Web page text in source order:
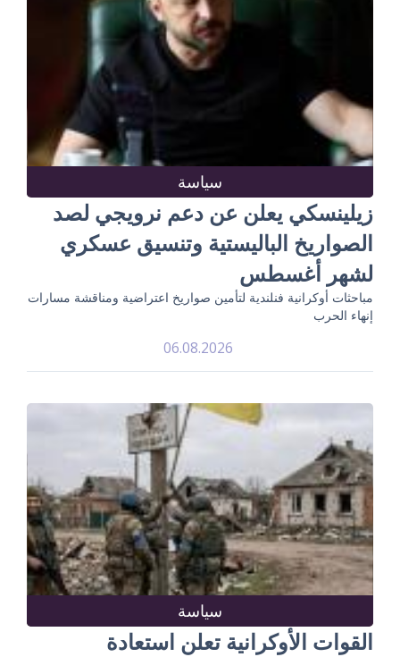
سياسة
زيلينسكي يعلن عن دعم نرويجي لصد
الصواريخ الباليستية وتنسيق عسكري
لشهر أغسطس
مباحثات أوكرانية فنلندية لتأمين صواريخ اعتراضية ومناقشة مسارات
إنهاء الحرب
06.08.2026
سياسة
القوات الأوكرانية تعلن استعادة